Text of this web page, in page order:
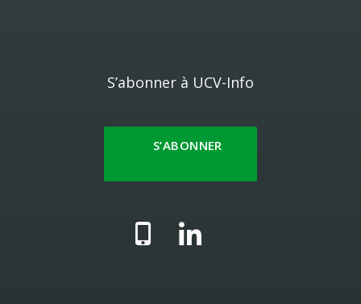
S’abonner à UCV-Info
S’ABONNER